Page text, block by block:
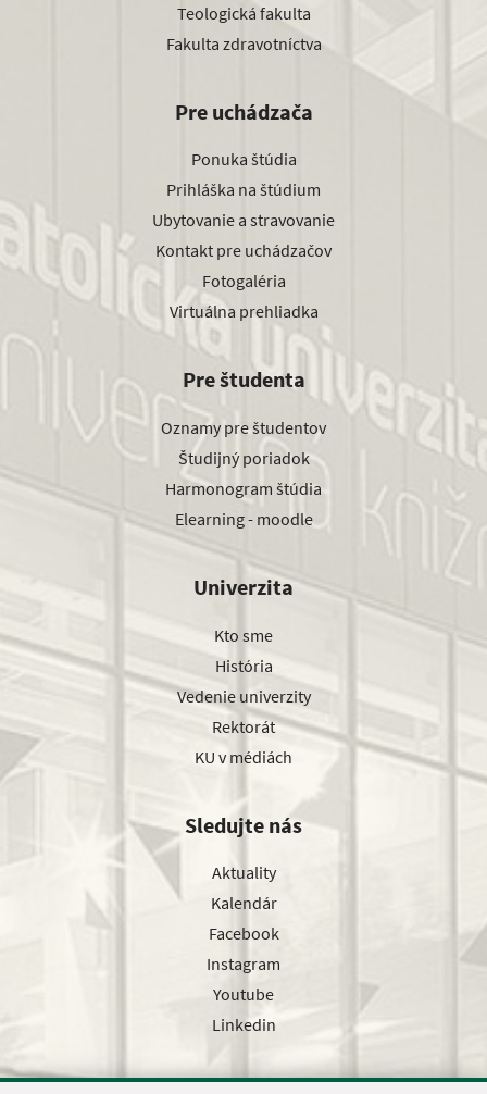
Teologická fakulta
Fakulta zdravotníctva
Pre uchádzača
Ponuka štúdia
Prihláška na štúdium
Ubytovanie a stravovanie
Kontakt pre uchádzačov
Fotogaléria
Virtuálna prehliadka
Pre študenta
Oznamy pre študentov
Študijný poriadok
Harmonogram štúdia
Elearning - moodle
Univerzita
Kto sme
História
Vedenie univerzity
Rektorát
KU v médiách
Sledujte nás
Aktuality
Kalendár
Facebook
Instagram
Youtube
Linkedin